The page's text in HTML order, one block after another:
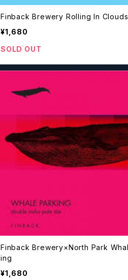
Finback Brewery Rolling In Clouds
¥1,680
SOLD OUT
Finback Brewery×North Park Whale Park
ing
¥1,680